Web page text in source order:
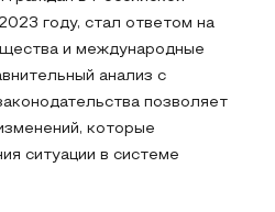
году, стал ответом на
и международные
анализ с
позволяет
которые
ситуации в системе